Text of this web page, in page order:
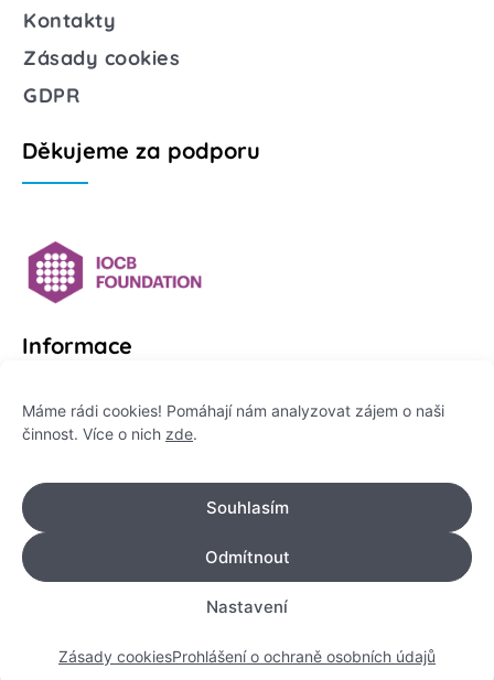
Máme rádi cookies! Pomáhají nám analyzovat zájem o naši
činnost. Více o nich zde.
Souhlasím
Odmítnout
Nastavení
Zásady cookiesProhlášení o ochraně osobních údajů
Kontakty
Zásady cookies
GDPR
Děkujeme za podporu
Informace
Platformu Zeptej se vědce provozuje:
IČO: 178 47 389
Flemingovo náměstí 542/2,
Dejvice, 160 00 Praha 6
info@zeptejsevedce.cz